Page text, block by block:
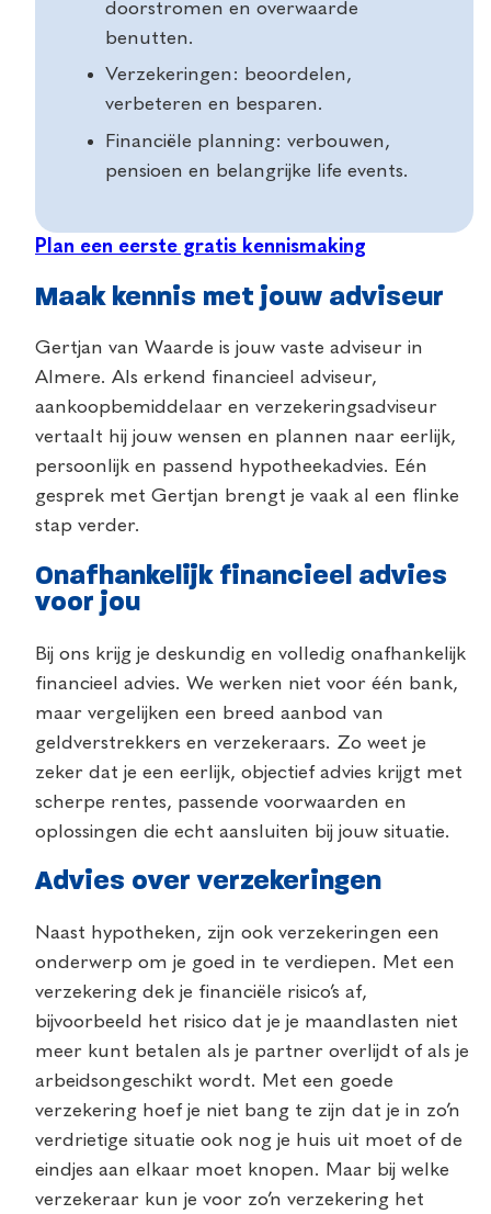
doorstromen en overwaarde
benutten.
Verzekeringen: beoordelen,
verbeteren en besparen.
Financiële planning: verbouwen,
pensioen en belangrijke life events.
Plan een eerste gratis kennismaking
Maak kennis met jouw adviseur
Gertjan van Waarde is jouw vaste adviseur in
Almere. Als erkend financieel adviseur,
aankoopbemiddelaar en verzekeringsadviseur
vertaalt hij jouw wensen en plannen naar eerlijk,
persoonlijk en passend hypotheekadvies. Eén
gesprek met Gertjan brengt je vaak al een flinke
stap verder.
Onafhankelijk financieel advies
voor jou
Bij ons krijg je deskundig en volledig onafhankelijk
financieel advies. We werken niet voor één bank,
maar vergelijken een breed aanbod van
geldverstrekkers en verzekeraars. Zo weet je
zeker dat je een eerlijk, objectief advies krijgt met
scherpe rentes, passende voorwaarden en
oplossingen die echt aansluiten bij jouw situatie.
Advies over verzekeringen
Naast hypotheken, zijn ook verzekeringen een
onderwerp om je goed in te verdiepen. Met een
verzekering dek je financiële risico’s af,
bijvoorbeeld het risico dat je je maandlasten niet
meer kunt betalen als je partner overlijdt of als je
arbeidsongeschikt wordt. Met een goede
verzekering hoef je niet bang te zijn dat je in zo’n
verdrietige situatie ook nog je huis uit moet of de
eindjes aan elkaar moet knopen. Maar bij welke
verzekeraar kun je voor zo’n verzekering het